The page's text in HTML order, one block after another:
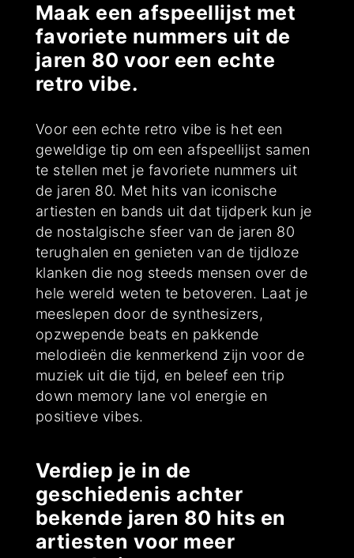
Maak een afspeellijst met
favoriete nummers uit de
jaren 80 voor een echte
retro vibe.
Voor een echte retro vibe is het een
geweldige tip om een afspeellijst samen
te stellen met je favoriete nummers uit
de jaren 80. Met hits van iconische
artiesten en bands uit dat tijdperk kun je
de nostalgische sfeer van de jaren 80
terughalen en genieten van de tijdloze
klanken die nog steeds mensen over de
hele wereld weten te betoveren. Laat je
meeslepen door de synthesizers,
opzwepende beats en pakkende
melodieën die kenmerkend zijn voor de
muziek uit die tijd, en beleef een trip
down memory lane vol energie en
positieve vibes.
Verdiep je in de
geschiedenis achter
bekende jaren 80 hits en
artiesten voor meer